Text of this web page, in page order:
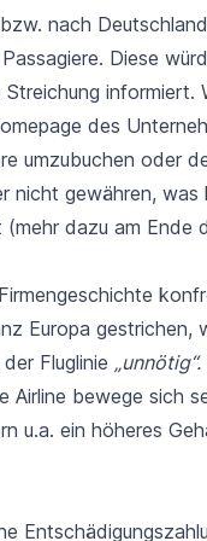
nach
Diese
informiert.
des
umzubuchen oder
nicht gewähren, was
dazu am Ende
Europa
Fluglinie „unnötig“.
Airline bewege sich
u.a. ein höheres